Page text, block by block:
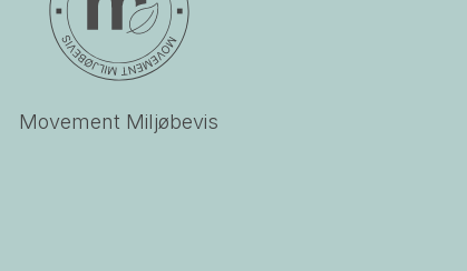
Movement Miljøbevis